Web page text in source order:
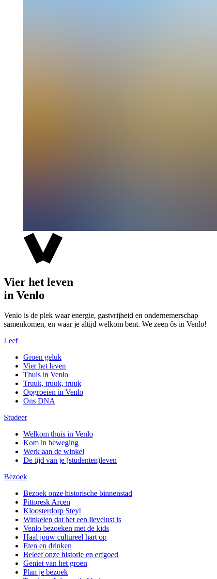
Vier het leven
in Venlo
Venlo is de plek waar energie, gastvrijheid en ondernemerschap
samenkomen, en waar je altijd welkom bent. We zeen ôs in Venlo!
Leef
Groen geluk
Vier het leven
Thuis in Venlo
Truuk, truuk, truuk
Opgroeien in Venlo
Ons DNA
Studeer
Welkom thuis in Venlo
Kom in beweging
Werk aan de winkel
De tijd van je (studenten)leven
Bezoek
Bezoek onze historische binnenstad
Pittoresk Arcen
Kloosterdorp Steyl
Winkelen dat het een lievelust is
Venlo bezoeken met de kids
Haal jouw cultureel hart op
Eten en drinken
Beleef onze historie en erfgoed
Geniet van het groen
Plan je bezoek